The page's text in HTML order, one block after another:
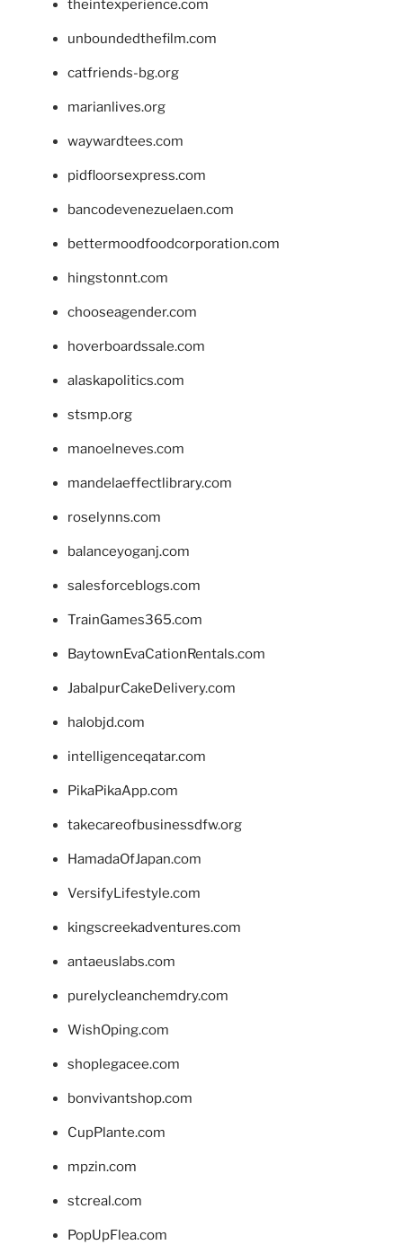
theintexperience.com
unboundedthefilm.com
catfriends-bg.org
marianlives.org
waywardtees.com
pidfloorsexpress.com
bancodevenezuelaen.com
bettermoodfoodcorporation.com
hingstonnt.com
chooseagender.com
hoverboardssale.com
alaskapolitics.com
stsmp.org
manoelneves.com
mandelaeffectlibrary.com
roselynns.com
balanceyoganj.com
salesforceblogs.com
TrainGames365.com
BaytownEvaCationRentals.com
JabalpurCakeDelivery.com
halobjd.com
intelligenceqatar.com
PikaPikaApp.com
takecareofbusinessdfw.org
HamadaOfJapan.com
VersifyLifestyle.com
kingscreekadventures.com
antaeuslabs.com
purelycleanchemdry.com
WishOping.com
shoplegacee.com
bonvivantshop.com
CupPlante.com
mpzin.com
stcreal.com
PopUpFlea.com